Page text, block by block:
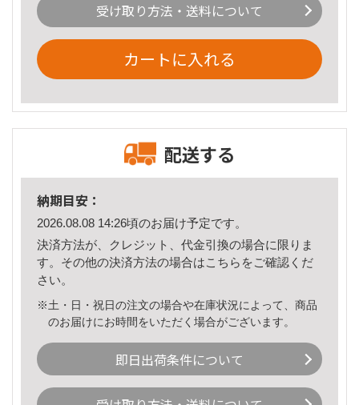
受け取り方法・送料について
カートに入れる
配送する
納期目安：
2026.08.08 14:26頃のお届け予定です。
決済方法が、クレジット、代金引換の場合に限りま
す。その他の決済方法の場合はこちら をご確認くだ
さい。
※土・日・祝日の注文の場合や在庫状況によって、商品
のお届けにお時間をいただく場合がございます。
即日出荷条件について